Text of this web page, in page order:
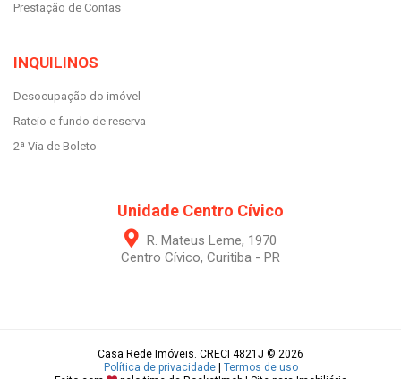
Prestação de Contas
INQUILINOS
Desocupação do imóvel
Rateio e fundo de reserva
2ª Via de Boleto
Unidade Centro Cívico
R. Mateus Leme, 1970
Centro Cívico, Curitiba - PR
Casa Rede Imóveis. CRECI 4821J © 2026
Política de privacidade| Termos de uso